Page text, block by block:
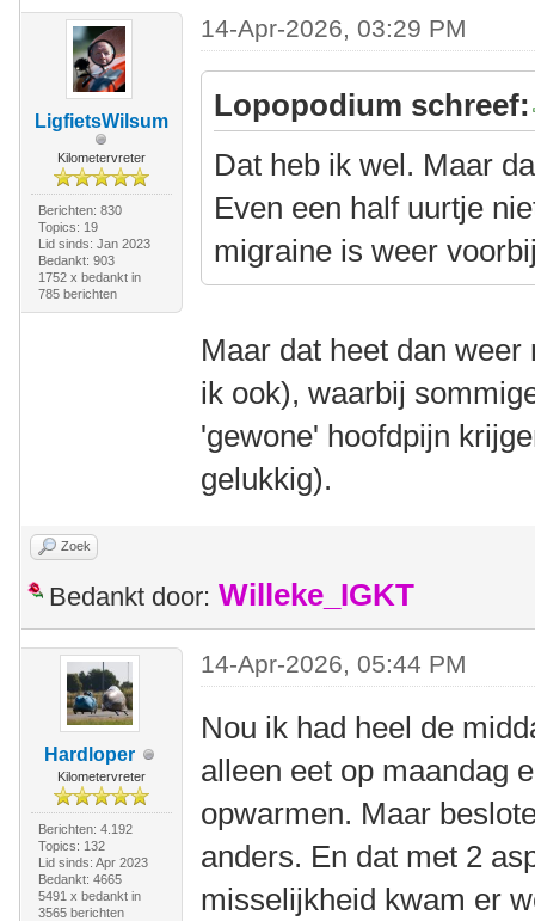
LigfietsWilsum
Kilometervreter
Berichten: 830
Topics: 19
Lid sinds: Jan 2023
Bedankt: 903
1752 x bedankt in
785 berichten
14-Apr-2026, 03:29 PM
Lopopodium schreef:
Dat heb ik wel. Maar
Even een half uurtje
migraine is weer
Maar dat heet dan
ik ook), waarbij
'gewone' hoofdpijn
gelukkig).
Zoek
Bedankt door: Willeke_IGKT
Hardloper
Kilometervreter
Berichten: 4.192
Topics: 132
Lid sinds: Apr 2023
Bedankt: 4665
5491 x bedankt in
3565 berichten
14-Apr-2026, 05:44 PM
Nou ik had heel de
alleen eet op maandag
opwarmen. Maar
anders. En dat met 2
misselijkheid kwam er